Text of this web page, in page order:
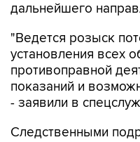
"Ведется розыск
противоправной
показаний и
- заявили в
Следственными
(мошенничество в